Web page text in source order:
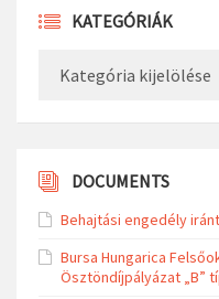
KATEGÓRIÁK
DOCUMENTS
Behajtási engedély
Bursa Hungarica
Ösztöndíjpályázat „B”